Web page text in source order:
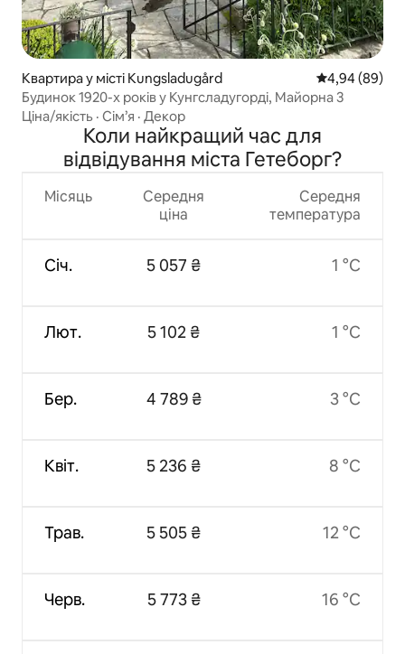
Квартира у місті Kungsladugård Середня
4,94 (89)
Будинок 1920-х років у Кунгсладугорді, Майорна 3
Ціна/якість · Сім’я · Декор
Коли найкращий час для
відвідування міста Гетеборг?
Місяць
Січ.
Лют.
Бер.
Квіт.
Трав.
Черв.
Середня
ціна
5 057 ₴
5 102 ₴
4 789 ₴
5 236 ₴
5 505 ₴
5 773 ₴
Середня
температура
1 °C
1 °C
3 °C
8 °C
12 °C
16 °C